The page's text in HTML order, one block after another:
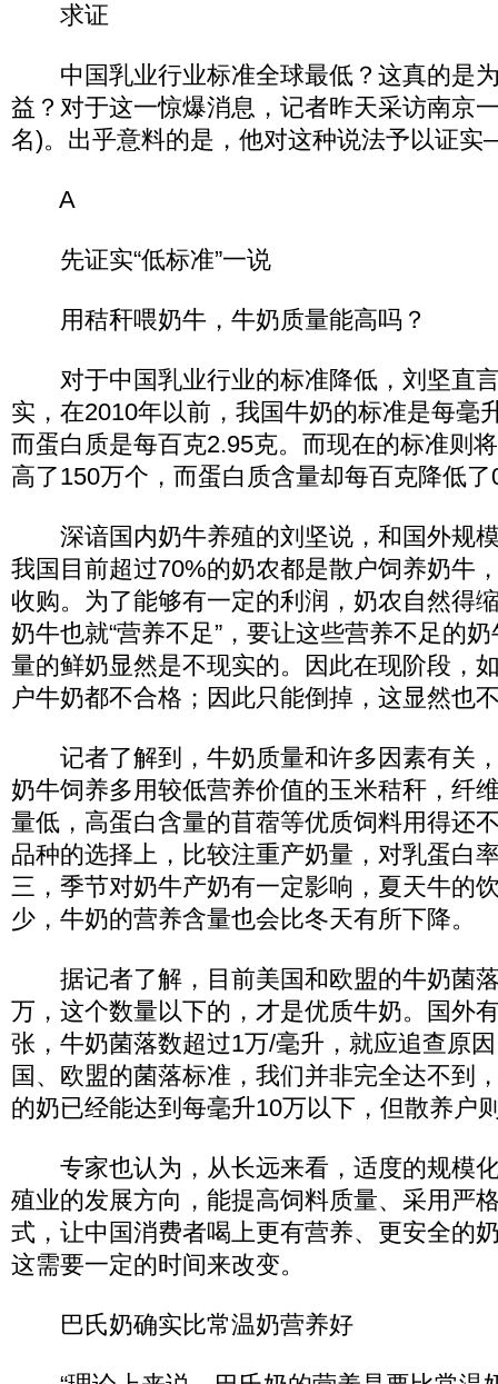
求证
中国乳业行业标准全球最低？这真的是
益？对于这一惊爆消息，记者昨天采访南京
名)。出乎意料的是，他对这种说法予以证
A
先证实“低标准”一说
用秸秆喂奶牛，牛奶质量能高吗？
对于中国乳业行业的标准降低，刘坚直
实，在2010年以前，我国牛奶的标准是每毫
而蛋白质是每百克2.95克。而现在的标准则
高了150万个，而蛋白质含量却每百克降低了
深谙国内奶牛养殖的刘坚说，和国外规
我国目前超过70%的奶农都是散户饲养奶牛
收购。为了能够有一定的利润，奶农自然得
奶牛也就“营养不足”，要让这些营养不足的
量的鲜奶显然是不现实的。因此在现阶段，
户牛奶都不合格；因此只能倒掉，这显然也
记者了解到，牛奶质量和许多因素有关
奶牛饲养多用较低营养价值的玉米秸秆，纤
量低，高蛋白含量的苜蓿等优质饲料用得还
品种的选择上，比较注重产奶量，对乳蛋白
三，季节对奶牛产奶有一定影响，夏天牛的
少，牛奶的营养含量也会比冬天有所下降。
据记者了解，目前美国和欧盟的牛奶菌
万，这个数量以下的，才是优质牛奶。国外
张，牛奶菌落数超过1万/毫升，就应追查原
国、欧盟的菌落标准，我们并非完全达不到
的奶已经能达到每毫升10万以下，但散养户
专家也认为，从长远来看，适度的规模
殖业的发展方向，能提高饲料质量、采用严
式，让中国消费者喝上更有营养、更安全的
这需要一定的时间来改变。
巴氏奶确实比常温奶营养好